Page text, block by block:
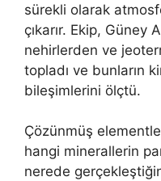
sürekli olarak
çıkarır. Ekip, Güney
nehirlerden ve
topladı ve bunların
bileşimlerini ölçtü.
Çözünmüş
hangi minerallerin
nerede